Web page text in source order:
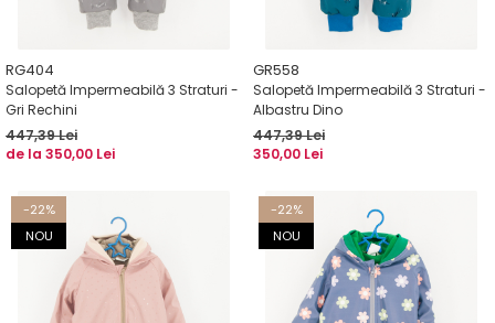
RG404
Salopetă Impermeabilă 3 Straturi -
Gri Rechini
447,39 Lei
de la 350,00 Lei
GR558
Salopetă Impermeabilă 3 Straturi -
Albastru Dino
447,39 Lei
350,00 Lei
-22%
NOU
-22%
NOU